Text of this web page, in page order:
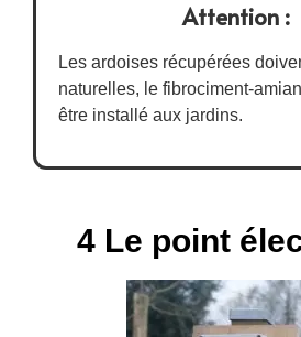
Attention :
Les ardoises récupérées
naturelles, le fibrociment-
être installé aux jardins.
4 Le point